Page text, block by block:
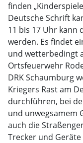
finden
Deutsche Schrift
11 bis 17 Uhr kann
werden. Es findet
und wetterbedingt
Ortsfeuerwehr
DRK Schaumburg
Kriegers Rast am
durchführen, bei
und unwegsamem
auch die
Trecker und